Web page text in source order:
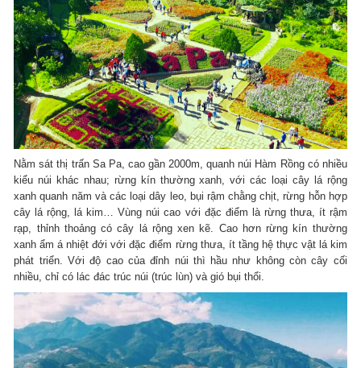
Nằm sát thị trấn Sa Pa, cao gần 2000m, quanh núi Hàm Rồng có nhiều
kiểu núi khác nhau; rừng kín thường xanh, với các loại cây lá rộng
xanh quanh năm và các loại dây leo, bụi rậm chằng chịt, rừng hỗn hợp
cây lá rộng, lá kim… Vùng núi cao với đặc điểm là rừng thưa, ít rậm
rạp, thỉnh thoảng có cây lá rộng xen kẽ. Cao hơn rừng kín thường
xanh ẩm á nhiệt đới với đặc điểm rừng thưa, ít tầng hệ thực vật lá kim
phát triển. Với độ cao của đỉnh núi thì hầu như không còn cây cối
nhiều, chỉ có lác đác trúc núi (trúc lùn) và gió bụi thổi.